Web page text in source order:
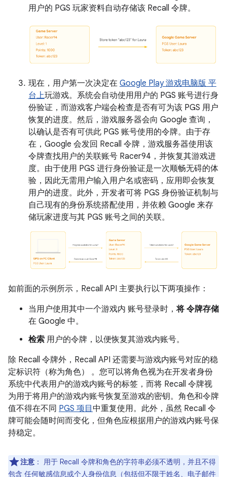
用户的 PGS 玩家资料自动存储该 Recall 令牌。
现在，用户第一次决定在 Google Play 游戏电脑版 平
台上玩游戏。系统会自动使用用户的 PGS 账号进行身
份验证，而游戏客户端会检查是否有可为该 PGS 用户
恢复的进度。然后，游戏服务器会向 Google 查询，
以确认是否有可供此 PGS 账号使用的令牌。由于存
在，Google 会发回 Recall 令牌，游戏服务器使用该
令牌查找用户的关联账号 Racer94，并恢复其游戏进
度。由于使用 PGS 进行身份验证是一次顺畅无碍的体
验，因此无需用户输入用户名或密码，应用即会恢复
用户的进度。此外，开发者可将 PGS 身份验证机制与
自己现有的身份系统搭配使用，并依赖 Google 来存
储玩家进度与其 PGS 账号之间的关联。
如前面的示例所示，Recall API 主要执行以下两项操作：
当用户使用其中一个游戏内 账号登录时，将 令牌存储
在 Google 中。
检索 用户的令牌，以便恢复其游戏内账号。
除 Recall 令牌外，Recall API 还需要与游戏内账号对应的稳
定标识符（称为角色） 。您可以将角色视为在开发者身份
系统中代表用户的游戏内账号的标签，而将 Recall 令牌视
为用于将用户的游戏内账号恢复至游戏的密钥。角色和令牌
值不得在不同 PGS 项目 中重复使用。此外，虽然 Recall 令
牌可能会随时间而变化，但角色应根据用户的游戏内账号保
持稳定。
注意 ：
用于 Recall 令牌和角色的字符串必须不透明，并且不得
包含 任何敏感信息或个人身份信息（包括但不限于姓名、电子邮件